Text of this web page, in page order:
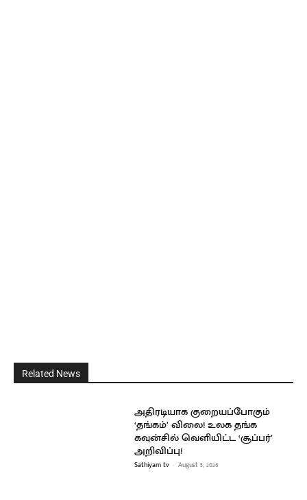
Related News
அதிரடியாக குறையப்போகும்
‘தங்கம்’ விலை! உலக தங்க
கவுன்சில் வெளியிட்ட ‘சூப்பர்’
அறிவிப்பு!
Sathiyam tv - August 5, 2026